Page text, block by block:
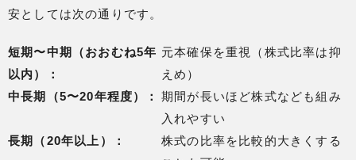
安としては次の通りです。
短期〜中期（おおむね5年
以内）：
元本確保を重視（株式比率は抑
えめ）
中長期（5〜20年程度）：
期間が長いほど株式なども組み
入れやすい
長期（20年以上）：
株式の比率を比較的大きくする